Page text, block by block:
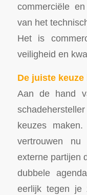
commerciële
van het
Het is
veiligheid en
De juiste
Aan de hand
keuzes
vertrouwen
externe partijen
dubbele
eerlijk tegen je